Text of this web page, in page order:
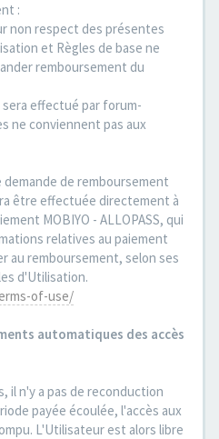
:
non respect des présentes
et Règles de base ne
remboursement du
effectué par forum-
ne conviennent pas aux
de remboursement
être effectuée directement à
MOBIYO - ALLOPASS, qui
relatives au paiement
au remboursement, selon ses
d'Utilisation.
of-use/
automatiques des accès
il n'y a pas de reconduction
payée écoulée, l'accès aux
L'Utilisateur est alors libre